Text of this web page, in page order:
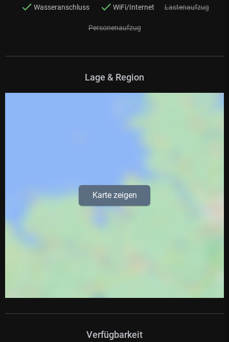
Wasseranschluss WiFi/Internet Lastenaufzug
Personenaufzug
Lage & Region
Karte zeigen
Verfügbarkeit